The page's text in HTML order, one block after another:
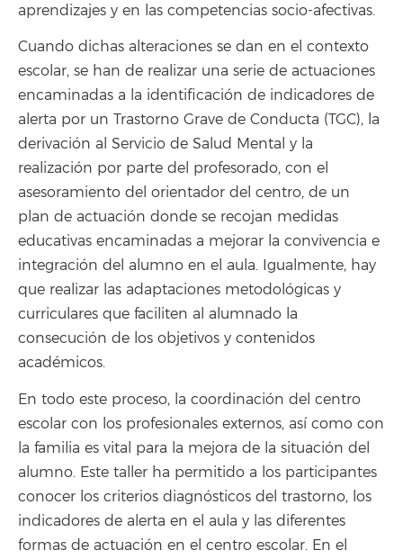
aprendizajes y en las competencias socio-afectivas.
Cuando dichas alteraciones se dan en el contexto
escolar, se han de realizar una serie de actuaciones
encaminadas a la identificación de indicadores de
alerta por un Trastorno Grave de Conducta (TGC), la
derivación al Servicio de Salud Mental y la
realización por parte del profesorado, con el
asesoramiento del orientador del centro, de un
plan de actuación donde se recojan medidas
educativas encaminadas a mejorar la convivencia e
integración del alumno en el aula. Igualmente, hay
que realizar las adaptaciones metodológicas y
curriculares que faciliten al alumnado la
consecución de los objetivos y contenidos
académicos.
En todo este proceso, la coordinación del centro
escolar con los profesionales externos, así como con
la familia es vital para la mejora de la situación del
alumno. Este taller ha permitido a los participantes
conocer los criterios diagnósticos del trastorno, los
indicadores de alerta en el aula y las diferentes
formas de actuación en el centro escolar. En el